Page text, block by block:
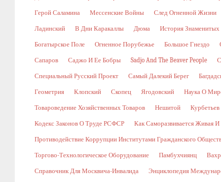
Герой Саламина Мессенские Войны След Огненной Жизни
Ладинский В Дни Каракаллы Дюма История Знаменитых
Богатырское Поле Огненное Порубежье Большое Гнездо
Сапаров Саджо И Ее Бобры Sadjo And The Beaver People
Специальный Русский Проект Самый Далекий Берег
Геометрия Клопский Скопец Ягодовский Наука О
Товароведение Хозяйственных Товаров Нешитой Курбетьев
Кодекс Законов О Труде РСФСР Как Саморазвивается Живая
Противодействие Коррупции Институтами Гражданского
Торгово-Технологическое Оборудование Памбухчиянц
Справочник Для Москвича-Инвалида Энциклопедия